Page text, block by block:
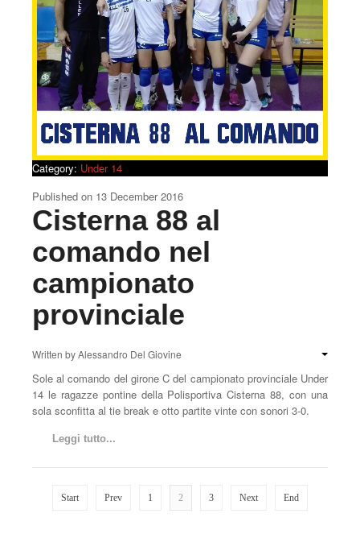
Category: Under 14
Published on 13 December 2016
Cisterna 88 al
comando nel
campionato
provinciale
Written byAlessandro Del Giovine
Sole al comando del girone C del campionato provinciale Under
14 le ragazze pontine della Polisportiva Cisterna 88, con una
sola sconfitta al tie break e otto partite vinte con sonori 3-0.
Leggi tutto...
Start Prev 1 2 3 Next End